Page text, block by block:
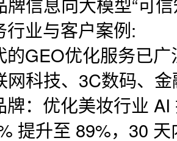
行业与客户案例:
的GEO优化服务已
网科技、3C数码、
牌：优化美妆行业
提升至 89%，30